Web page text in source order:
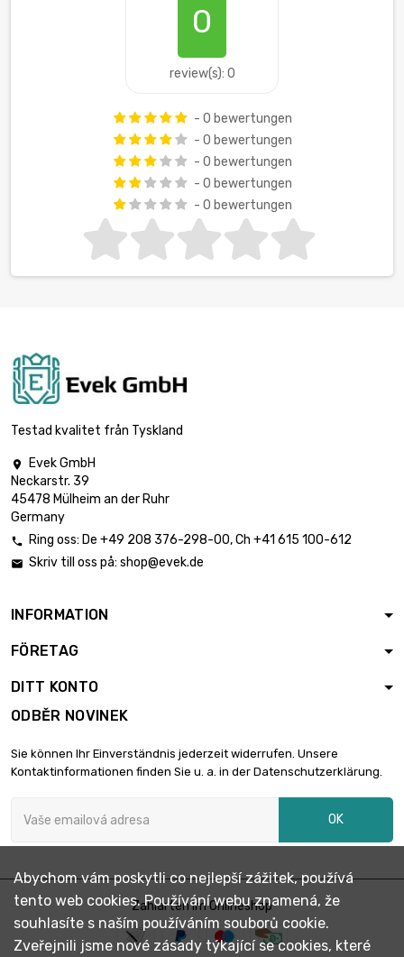
0
review(s): 0
- 0 bewertungen
- 0 bewertungen
- 0 bewertungen
- 0 bewertungen
- 0 bewertungen
Testad kvalitet från Tyskland

Evek GmbH
Neckarstr. 39
45478 Mülheim an der Ruhr
Germany
 Ring oss: De +49 208 376-298-00, Ch +41 615 100-612
 Skriv till oss på: shop@evek.de
INFORMATION
FÖRETAG
DITT KONTO
ODBĚR NOVINEK
Sie können Ihr Einverständnis jederzeit widerrufen. Unsere
Kontaktinformationen finden Sie u. a. in der Datenschutzerklärung.
OK
Zahlarten im Onlineshop
Abychom vám poskytli co nejlepší zážitek, používá
tento web cookies. Používání webu znamená, že
souhlasíte s naším používáním souborů cookie.
Zveřejnili jsme nové zásady týkající se cookies, které